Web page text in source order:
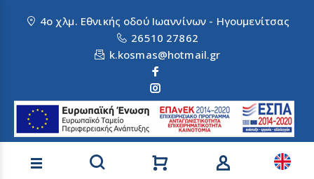
4ο χλμ. Εθνικής οδού Ιωαννίνων - Ηγουμενίτσας
26510 27862
k.kosmas@hotmail.gr
Αναζήτηση προϊόντων